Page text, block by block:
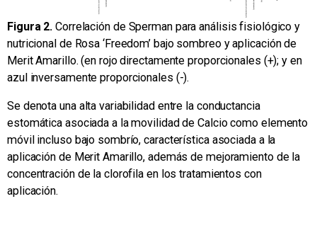
Figura 2. Correlación de Sperman para análisis fisiológico y
nutricional de Rosa ‘Freedom’ bajo sombreo y aplicación de
Merit Amarillo. (en rojo directamente proporcionales (+); y en
azul inversamente proporcionales (-).
Se denota una alta variabilidad entre la conductancia
estomática asociada a la movilidad de Calcio como elemento
móvil incluso bajo sombrío, característica asociada a la
aplicación de Merit Amarillo, además de mejoramiento de la
concentración de la clorofila en los tratamientos con
aplicación.